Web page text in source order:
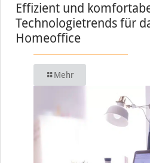
Effizient und
Technologietrends für
Homeoffice
Mehr